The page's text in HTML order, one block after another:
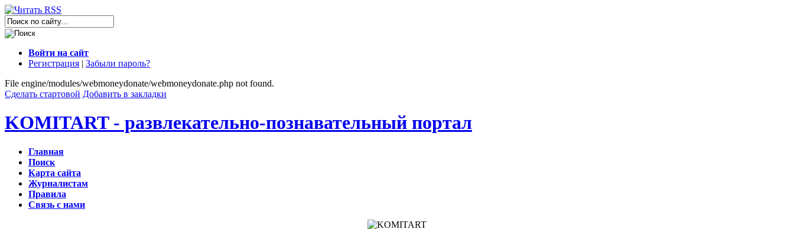
Войти на сайт
Регистрация | Забыли пароль?
File engine/modules/webmoneydonate/webmoneydonate.php not found.
Сделать стартовой Добавить в закладки
KOMITART - развлекательно-познавательный портал
Главная
Поиск
Карта сайта
Журналистам
Правила
Связь с нами